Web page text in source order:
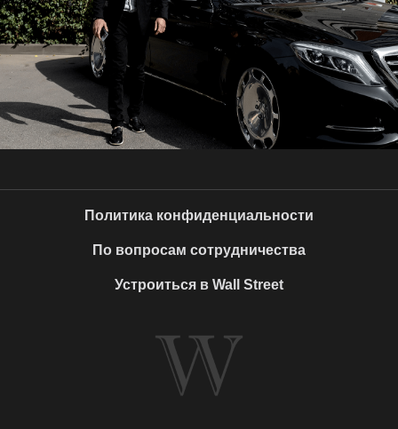
Устроиться в Wall Street
По вопросам сотрудничества
Политика конфиденциальности